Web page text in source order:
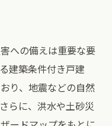
への備えは重要な要
建築条件付き戸建
り、地震などの自然
らに、洪水や土砂災